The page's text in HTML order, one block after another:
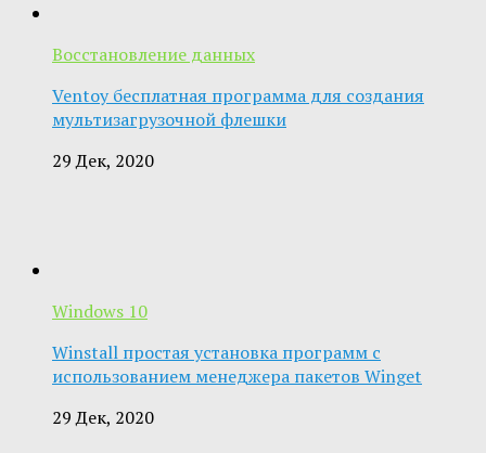
Восстановление данных
Ventoy бесплатная программа для создания
мультизагрузочной флешки
29 Дек, 2020
Windows 10
Winstall простая установка программ с
использованием менеджера пакетов Winget
29 Дек, 2020